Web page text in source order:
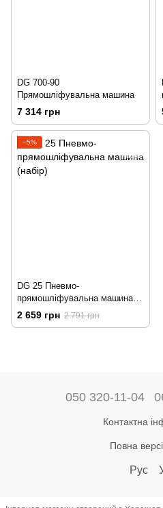
DG 700-90
Прямошліфувальна машина
7 314 грн
−5%
DG 25 Пневмо-
прямошліфувальна машина
(набір)
2 659 грн 2 791 грн
050 320-11-04
Контактна
Повна
Рус